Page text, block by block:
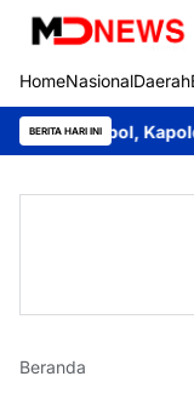
HomeNasionalDaerah
BERITA HARI INI
Kapolda
Beranda